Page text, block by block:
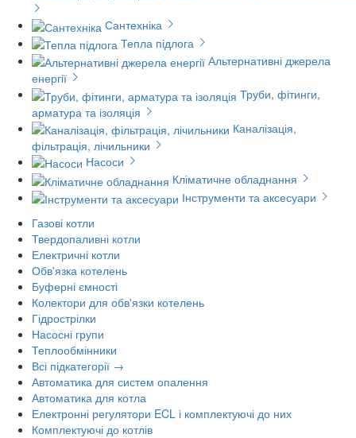
Сантехніка
Тепла підлога
Альтернативні джерела
енергії
Труби, фітинги,
арматура та ізоляція
Каналізація,
фільтрація, лічильники
Насоси
Кліматичне обладнання
Інструменти та аксесуари
Газові котли
Твердопаливні котли
Електричні котли
Обв'язка котелень
Буферні ємності
Колектори для обв'язки котелень
Гідрострілки
Насосні групи
Теплообмінники
Всі підкатегорії →
Автоматика для систем опалення
Автоматика для котла
Електронні регулятори ECL і комплектуючі до них
Комплектуючі до котлів